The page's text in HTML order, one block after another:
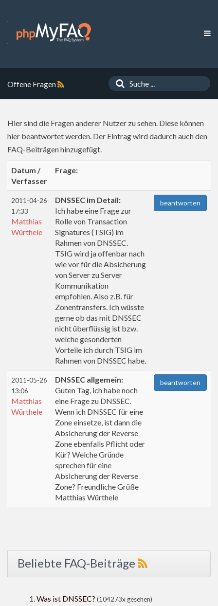
Offene Fragen
Hier sind die Fragen anderer Nutzer zu sehen. Diese können
hier beantwortet werden. Der Eintrag wird dadurch auch den
FAQ-Beiträgen hinzugefügt.
Datum /
Verfasser
Frage:
2011-04-26
17:33
Matthias
Würthele
DNSSEC im Detail:
Ich habe eine Frage zur
Rolle von Transaction
Signatures (TSIG) im
Rahmen von DNSSEC.
TSIG wird ja offenbar nach
wie vor für die Absicherung
von Server zu Server
Kommunikation
empfohlen. Also z.B. für
Zonentransfers. Ich wüsste
gerne ob das mit DNSSEC
nicht überflüssig ist bzw.
welche gesonderten
Vorteile ich durch TSIG im
Rahmen von DNSSEC habe.
beantworten
2011-05-26
13:06
Matthias
Würthele
DNSSEC allgemein:
Guten Tag, ich habe noch
eine Frage zu DNSSEC.
Wenn ich DNSSEC für eine
Zone einsetze, ist dann die
Absicherung der Reverse
Zone ebenfalls Pflicht oder
Kür? Welche Gründe
sprechen für eine
Absicherung der Reverse
Zone? Freundliche Grüße
Matthias Würthele
beantworten
Beliebte FAQ-Beiträge
Was ist DNSSEC? (104273x gesehen)